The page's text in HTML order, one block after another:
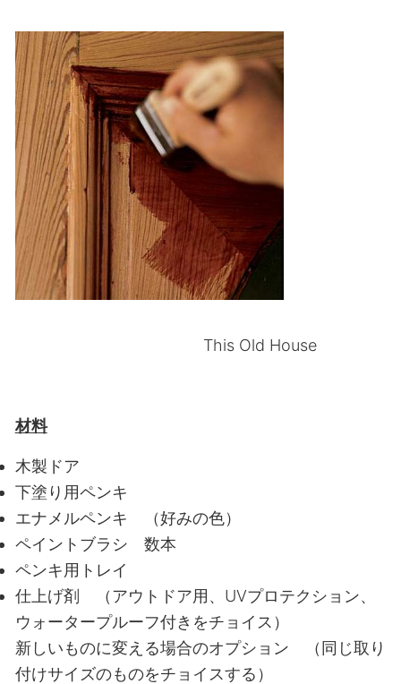
This Old House
材料
木製ドア
下塗り用ペンキ
エナメルペンキ （好みの色）
ペイントブラシ 数本
ペンキ用トレイ
仕上げ剤 （アウトドア用、UVプロテクション、
ウォータープルーフ付きをチョイス）
新しいものに変える場合のオプション （同じ取り
付けサイズのものをチョイスする）